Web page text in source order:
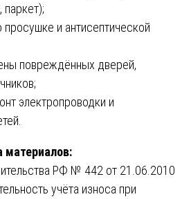
паркет);
и антисептической
повреждённых дверей,
электропроводки и
материалов:
РФ № 442 от 21.06.2010
учёта износа при